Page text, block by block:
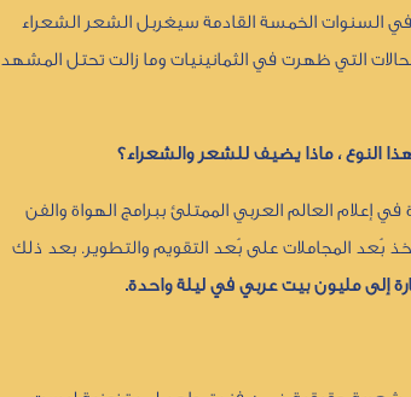
السنوات الخمسة القادمة سيغربل الشعر الشعراء
التي ظهرت في الثمانينيات وما زالت تحتل المشهد
النوع ، ماذا يضيف للشعر والشعراء؟
إعلام العالم العربي الممتلئ ببرامج الهواة والفن
بُعد المجاملات على بُعد التقويم والتطوير. بعد ذلك
إلى مليون بيت عربي في ليلة واحدة.